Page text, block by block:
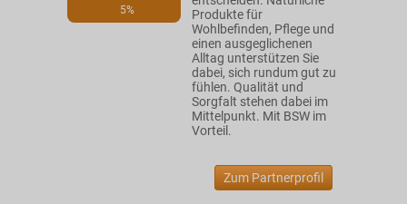
5%
Produkte für
Wohlbefinden, Pflege und
einen ausgeglichenen
Alltag unterstützen Sie
dabei, sich rundum gut zu
fühlen. Qualität und
Sorgfalt stehen dabei im
Mittelpunkt. Mit BSW im
Vorteil.
Zum Partnerprofil